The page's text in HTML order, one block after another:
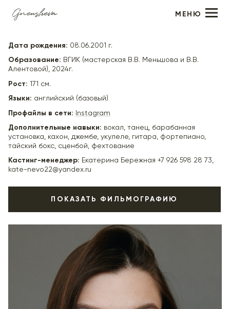
МЕНЮ
Любовь Никулица
Дата рождения: 08.06.2001 г.
Образование: ВГИК (мастерская В.В. Меньшова и В.В.
Алентовой), 2024г.
Рост: 171 см.
Языки: английский (базовый)
Профайлы в сети: Instagram
Дополнительные навыки: вокал, танец, барабанная
установка, кахон, джембе, укулеле, гитара, фортепиано,
тайский бокс, сценбой, фехтование
Кастинг-менеджер: Екатерина Бережная +7 926 598 28 73,
kate-nevo22@yandex.ru
ПОКАЗАТЬ ФИЛЬМОГРАФИЮ